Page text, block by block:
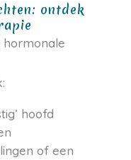
ontdek
hoofd
of een